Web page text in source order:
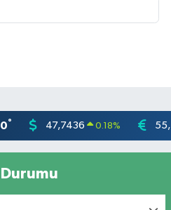
° 47,7436 0.18%